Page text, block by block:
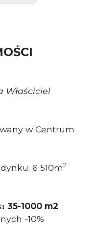
Właściciel
w Centrum
6 510m2
35-1000 m2
-10%